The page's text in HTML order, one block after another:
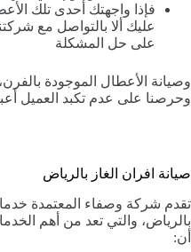
فإذا واجهتك أحدى تلك
عليك ألا بالتواصل مع
على حل المشكلة
وصيانة الأعطال الموجودة
وحرصنا على عدم تكبد العميل
صيانة افران الغاز بالرياض
تقدم شركة وصفاء المعتمدة
بالرياض، والتي تعد من أهم
أن: